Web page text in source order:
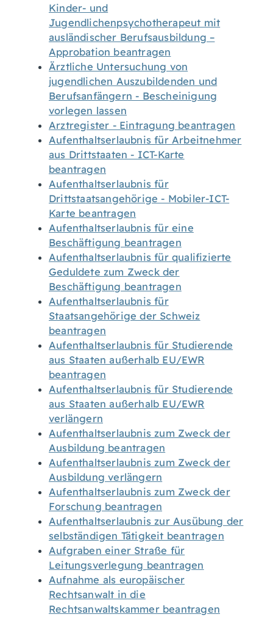
Kinder- und
Jugendlichenpsychotherapeut mit
ausländischer Berufsausbildung –
Approbation beantragen
Ärztliche Untersuchung von
jugendlichen Auszubildenden und
Berufsanfängern - Bescheinigung
vorlegen lassen
Arztregister - Eintragung beantragen
Aufenthaltserlaubnis für Arbeitnehmer
aus Drittstaaten - ICT-Karte
beantragen
Aufenthaltserlaubnis für
Drittstaatsangehörige - Mobiler-ICT-
Karte beantragen
Aufenthaltserlaubnis für eine
Beschäftigung beantragen
Aufenthaltserlaubnis für qualifizierte
Geduldete zum Zweck der
Beschäftigung beantragen
Aufenthaltserlaubnis für
Staatsangehörige der Schweiz
beantragen
Aufenthaltserlaubnis für Studierende
aus Staaten außerhalb EU/EWR
beantragen
Aufenthaltserlaubnis für Studierende
aus Staaten außerhalb EU/EWR
verlängern
Aufenthaltserlaubnis zum Zweck der
Ausbildung beantragen
Aufenthaltserlaubnis zum Zweck der
Ausbildung verlängern
Aufenthaltserlaubnis zum Zweck der
Forschung beantragen
Aufenthaltserlaubnis zur Ausübung der
selbständigen Tätigkeit beantragen
Aufgraben einer Straße für
Leitungsverlegung beantragen
Aufnahme als europäischer
Rechtsanwalt in die
Rechtsanwaltskammer beantragen